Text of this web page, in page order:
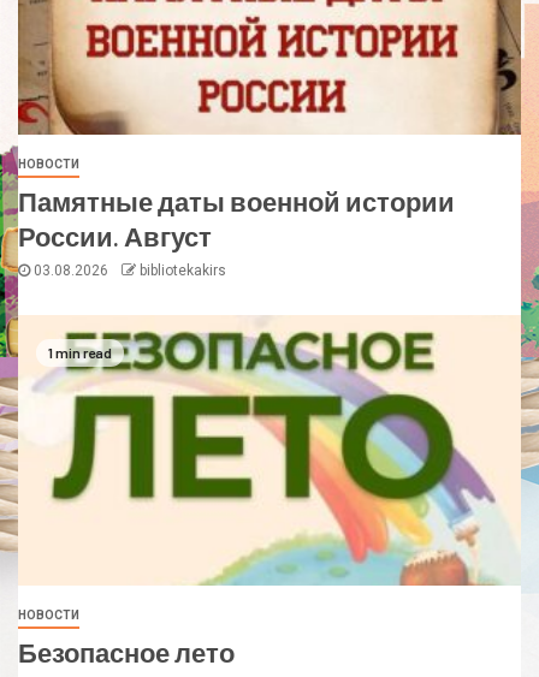
НОВОСТИ
Памятные даты военной истории
России. Август
03.08.2026 bibliotekakirs
1 min read
НОВОСТИ
Безопасное лето